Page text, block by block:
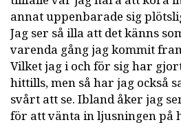
annat uppenbarade sig
Jag ser så illa att det känns
varenda gång jag kommit
Vilket jag i och för sig har
hittills, men så har jag också
svårt att se. Ibland åker jag
för att vänta in ljusningen på